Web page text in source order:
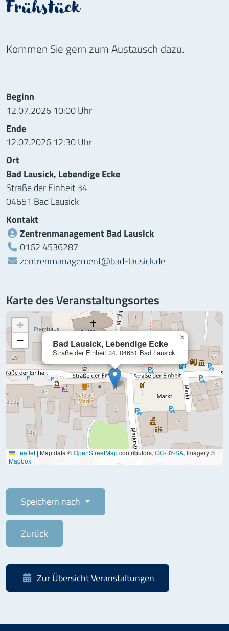
Frühstück
Kommen Sie gern zum Austausch dazu.
Informationen zur Veranstaltung
Beginn
12.07.2026 10:00 Uhr
Ende
12.07.2026 12:30 Uhr
Ort
Bad Lausick, Lebendige Ecke
Straße der Einheit 34
04651 Bad Lausick
Kontakt
Zentrenmanagement Bad Lausick
Telefon:
0162 4536287
zentrenmanagement@bad-lausick.de
Karte des Veranstaltungsortes
Bad Lausick, Lebendige Ecke
Straße der Einheit 34, 04651 Bad Lausick
×
+
−
Leaflet | Map data ©OpenStreetMapcontributors, CC-BY-SA, Imagery ©
Mapbox
Speichern nach
Zurück
Zur ÜbersichtVeranstaltungen